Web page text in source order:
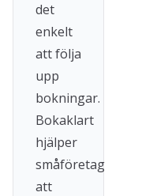
det
enkelt
att följa
upp
bokningar.
Bokaklart
hjälper
småföretag
att